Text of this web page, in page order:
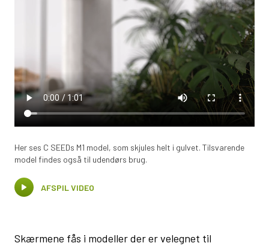
Her ses C SEEDs M1 model, som skjules helt i gulvet. Tilsvarende
model findes også til udendørs brug.
AFSPIL VIDEO
Skærmene fås i modeller der er velegnet til